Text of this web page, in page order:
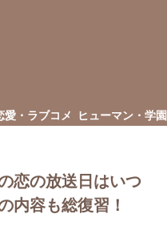
愛・ラブコメ ヒューマン・学園
恋の放送日はいつ
内容も総復習！